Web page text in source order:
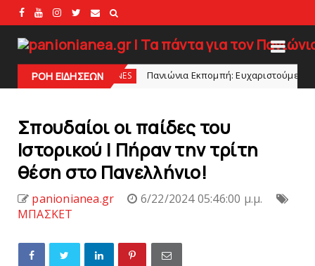
ΡΟΗ ΕΙΔΗΣΕΩΝ
HEADLINES Πανιώνια Εκπομπή: Eυχαριστούμε και... συνεχίζουμε!
Σπουδαίοι οι παίδες του
Ιστορικoύ | Πήραν την τρίτη
θέση στο Πανελλήνιο!
panionianea.gr
6/22/2024 05:46:00 μ.μ.
ΜΠΑΣΚΕΤ